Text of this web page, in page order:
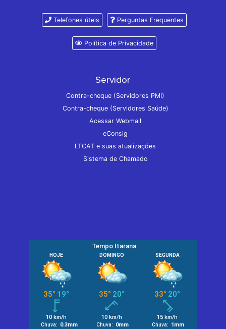
Telefones úteis Perguntas Frequentes
Política de Privacidade
Servidor
Contra-cheque (Servidores PMI)
Contra-cheque (Servidores Saúde)
Acessar Webmail
eConsig
LTCAT e suas atualizações
Sistema de Chamado